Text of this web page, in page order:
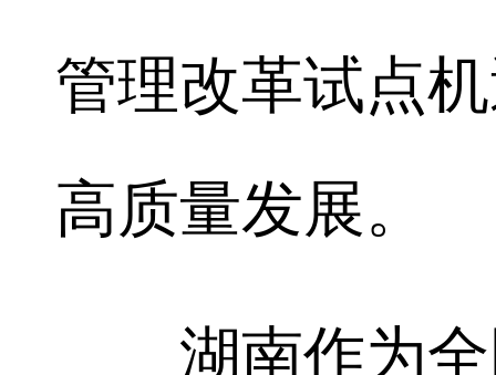
管理改革试点
高质量发展。
湖南作为全